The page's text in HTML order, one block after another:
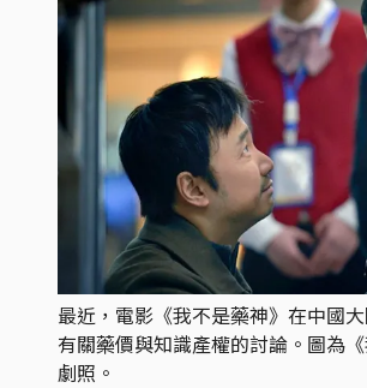
最近，電影《我不是藥神》在中國
有關藥價與知識產權的討論。圖為《
劇照。